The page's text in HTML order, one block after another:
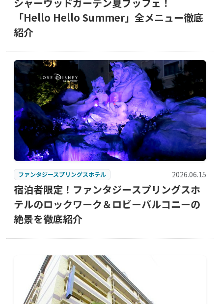
シャーウッドガーデン夏ブッフェ！
「Hello Hello Summer」全メニュー徹底
紹介
ファンタジースプリングスホテル 2026.06.15
宿泊者限定！ファンタジースプリングスホ
テルのロックワーク＆ロビーバルコニーの
絶景を徹底紹介